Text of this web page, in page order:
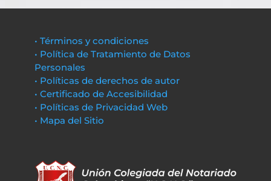
• Términos y condiciones
• Política de Tratamiento de Datos
Personales
• Políticas de derechos de autor
• Certificado de Accesibilidad
• Políticas de Privacidad Web
• Mapa del Sitio